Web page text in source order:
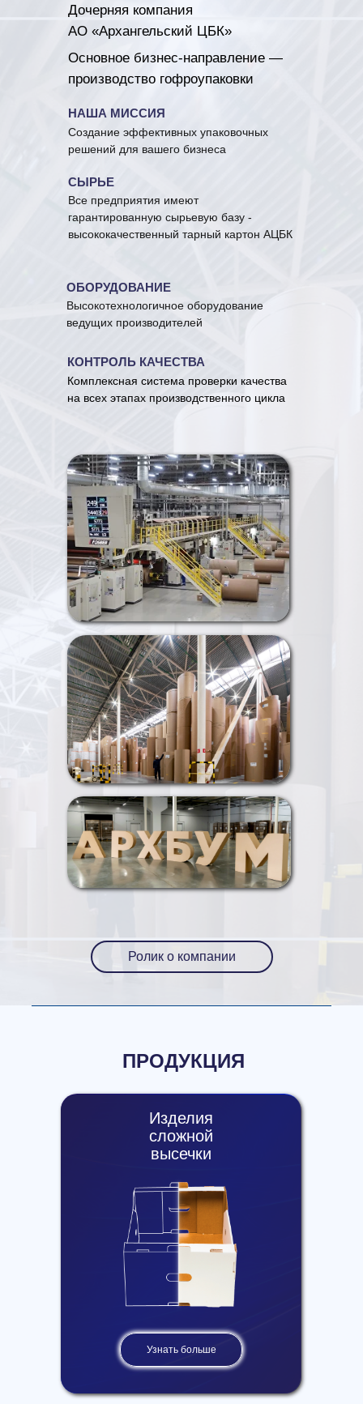
Все предприятия имеют
гарантированную сырьевую базу -
высококачественный тарный картон АЦБК
СЫРЬЕ
Комплексная система проверки качества
на всех этапах производственного цикла
КОНТРОЛЬ КАЧЕСТВА
НАША МИССИЯ
Создание эффективных упаковочных
решений для вашего бизнеса
Дочерняя компания
АО «Архангельский ЦБК»
Основное бизнес-направление —
производство гофроупаковки
ОБОРУДОВАНИЕ
Высокотехнологичное оборудование
ведущих производителей
Ролик о компании
ПРОДУКЦИЯ
Изделия
сложной
высечки
Узнать больше